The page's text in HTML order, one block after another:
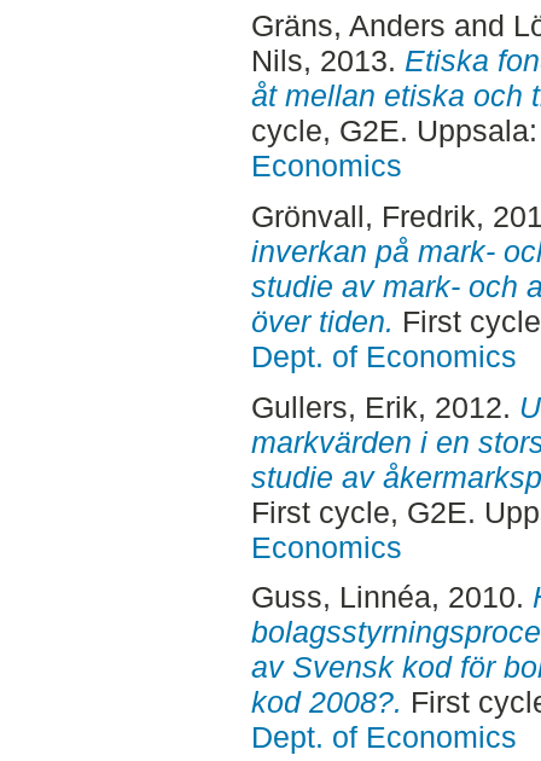
Gräns, Anders and
Nils, 2013. Etiska
åt mellan etiska och
cycle, G2E.
Economics
Grönvall, Fredrik,
inverkan på mark-
studie av mark- och
över tiden. First
Dept. of Economics
Gullers, Erik, 2012.
markvärden i en
studie av
First cycle, G2E.
Economics
Guss, Linnéa, 2010.
av Svensk kod för
kod 2008?. First
Dept. of Economics